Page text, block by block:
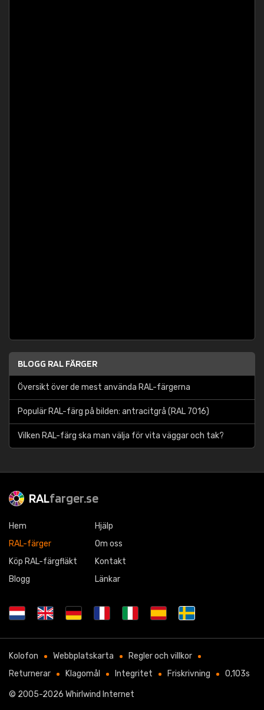
BLOGG RAL FÄRGER
Översikt över de mest använda RAL-färgerna
Populär RAL-färg på bilden: antracitgrå (RAL 7016)
Vilken RAL-färg ska man välja för vita väggar och tak?
RALfarger.se
Hem
RAL-färger
Köp RAL-färgfläkt
Blogg
Hjälp
Om oss
Kontakt
Länkar
Kolofon Webbplatskarta
Regler och villkor
Returnerar
Klagomål Integritet Friskrivning 0,103s
© 2005-2026 Whirlwind Internet